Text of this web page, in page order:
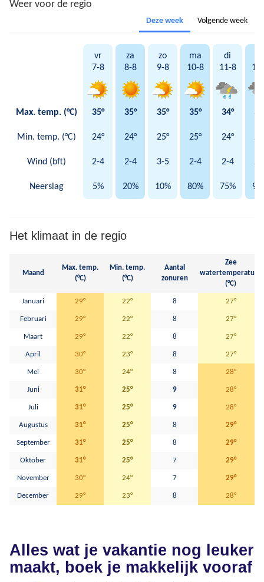
Weer voor de regio
Deze week Volgende week
vr
7-8
za
8-8
zo
9-8
ma
10-8
di
11-8
Max. temp. (°C) 35° 35° 35° 35° 34°
Min. temp. (°C) 24° 24° 25° 25° 24°
Wind (bft) 2-4 2-4 3-5 2-4 2-4 2-
Neerslag 5% 20% 10% 80% 75%
Het klimaat in de regio
Maand
Max. temp.
(°C)
Min. temp.
(°C)
Aantal
zonuren
Zee
watertemperatuur
(°C)
Januari 29° 22° 8 27°
Februari 29° 22° 8 27°
Maart 29° 22° 8 27°
April 30° 23° 8 27°
Mei 30° 24° 8 28°
Juni 31° 25° 9 28°
Juli 31° 25° 9 28°
Augustus 31° 25° 8 29°
September 31° 25° 8 29°
Oktober 31° 25° 7 29°
November 30° 24° 7 29°
December 29° 23° 8 28°
Alles wat je vakantie nog leuker
maakt, boek je makkelijk vooraf